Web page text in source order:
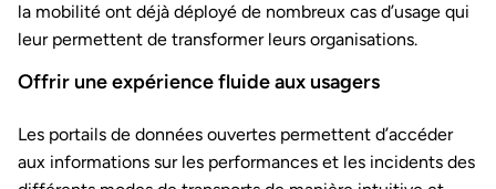
la mobilité ont déjà déployé de nombreux cas d’usage qui
leur permettent de transformer leurs organisations.
Offrir une expérience fluide aux usagers
Les portails de données ouvertes permettent d’accéder
aux informations sur les performances et les incidents des